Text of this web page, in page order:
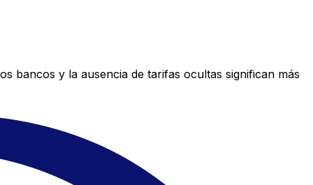
bancos y la ausencia de tarifas ocultas significan más